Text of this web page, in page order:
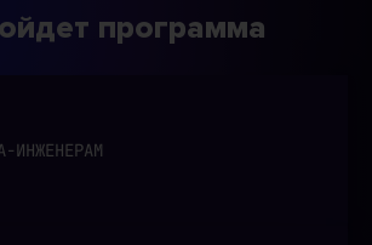
программа
ИНЖЕНЕРАМ